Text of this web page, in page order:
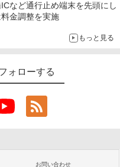
など通行止め端末を先頭にし
金調整を実施
もっと見る
ォローする
お問い合わせ